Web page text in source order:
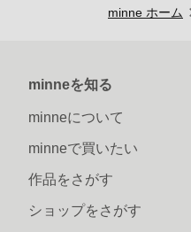
minne ホーム
minneを知る
minneについて
minneで買いたい
作品をさがす
ショップをさがす